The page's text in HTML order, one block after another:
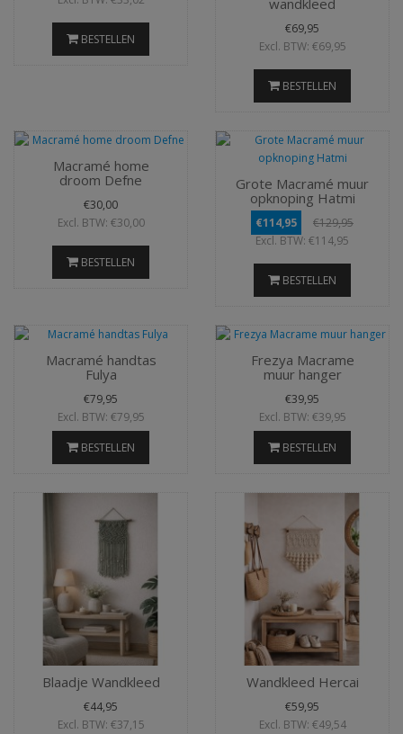
BESTELLEN
wandkleed
€69,95
Excl. BTW: €69,95
BESTELLEN
Macramé home
droom Defne
€30,00
Excl. BTW: €30,00
BESTELLEN
Grote Macramé muur
opknoping Hatmi
€114,95
€129,95
Excl. BTW: €114,95
BESTELLEN
Macramé handtas
Fulya
€79,95
Excl. BTW: €79,95
BESTELLEN
Frezya Macrame
muur hanger
€39,95
Excl. BTW: €39,95
BESTELLEN
Blaadje Wandkleed
€44,95
Excl. BTW: €37,15
Wandkleed Hercai
€59,95
Excl. BTW: €49,54